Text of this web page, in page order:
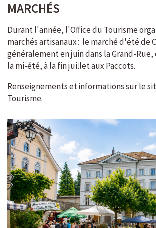
Av. de la Gare 33 - CP 396 - Châtel-St-
MARCHÉS
Durant l'année, l'Office du Tourisme
marchés artisanaux : le marché d'été de
généralement en juin dans la Grand-
la mi-été, à la fin juillet aux Paccots.
Renseignements et informations sur le
Tourisme.